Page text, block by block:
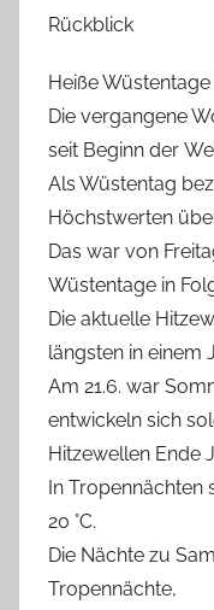
Rückblick
Heiße
Die vergangene
seit Beginn der
Als Wüstentag
Höchstwerten
Das war von
Wüstentage in
Die aktuelle
längsten in einem
Am 21.6. war
entwickeln sich
Hitzewellen Ende
In
20 °C.
Die Nächte zu
Tropennächte,